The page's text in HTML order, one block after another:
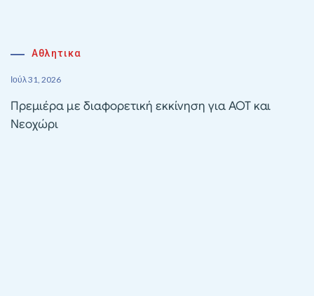
Αθλητικα
Ιούλ 31, 2026
Πρεμιέρα με διαφορετική εκκίνηση για ΑΟΤ και
Νεοχώρι